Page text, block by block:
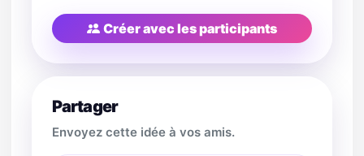
Créer avec les participants
Partager
Envoyez cette idée à vos amis.